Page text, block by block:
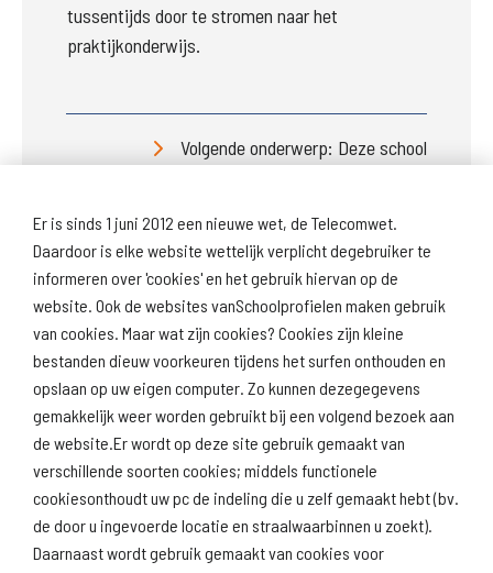
Er is sinds 1 juni 2012 een nieuwe wet, de Telecomwet.
Daardoor is elke website wettelijk verplicht degebruiker te
informeren over 'cookies' en het gebruik hiervan op de
website. Ook de websites vanSchoolprofielen maken gebruik
van cookies. Maar wat zijn cookies? Cookies zijn kleine
bestanden dieuw voorkeuren tijdens het surfen onthouden en
opslaan op uw eigen computer. Zo kunnen dezegegevens
gemakkelijk weer worden gebruikt bij een volgend bezoek aan
de website.Er wordt op deze site gebruik gemaakt van
verschillende soorten cookies; middels functionele
cookiesonthoudt uw pc de indeling die u zelf gemaakt hebt (bv.
de door u ingevoerde locatie en straalwaarbinnen u zoekt).
Daarnaast wordt gebruik gemaakt van cookies voor
tussentijds door te stromen naar het
praktijkonderwijs.
Volgende onderwerp: Deze school
Download
schoolprofiel
Naar
schoolresultaten
Naar scholenopdekaart.nl